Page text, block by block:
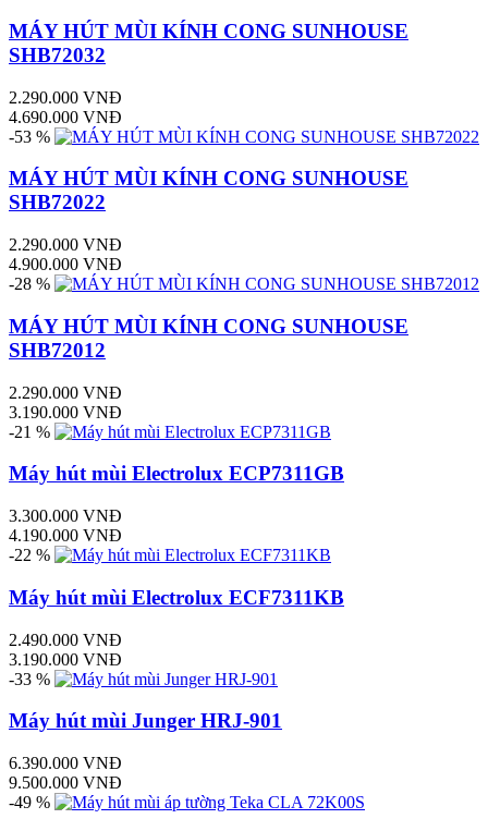
MÁY HÚT MÙI KÍNH CONG SUNHOUSE
SHB72032
2.290.000 VNĐ
4.690.000 VNĐ
-53 %
MÁY HÚT MÙI KÍNH CONG SUNHOUSE
SHB72022
2.290.000 VNĐ
4.900.000 VNĐ
-28 %
MÁY HÚT MÙI KÍNH CONG SUNHOUSE
SHB72012
2.290.000 VNĐ
3.190.000 VNĐ
-21 %
Máy hút mùi Electrolux ECP7311GB
3.300.000 VNĐ
4.190.000 VNĐ
-22 %
Máy hút mùi Electrolux ECF7311KB
2.490.000 VNĐ
3.190.000 VNĐ
-33 %
Máy hút mùi Junger HRJ-901
6.390.000 VNĐ
9.500.000 VNĐ
-49 %